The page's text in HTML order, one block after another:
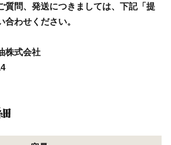
問、発送につきましては、下記「提
わせください。
株式会社